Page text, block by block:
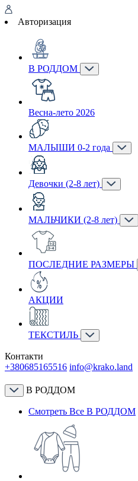
Авторизация
В РОДДОМ
Весна-лето 2026
МАЛЫШИ 0-2 года
Девочки (2-8 лет)
МАЛЬЧИКИ (2-8 лет)
ПОСЛЕДНИЕ РАЗМЕРЫ
АКЦИИ
ТЕКСТИЛЬ
Контакти
+380685165516 info@krako.land
В РОДДОМ
Смотреть Все В РОДДОМ